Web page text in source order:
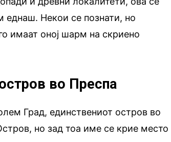
еднаш. Некои се познати, но
имаат оној шарм на скриено
во Преспа
Град, единствениот остров во
но зад тоа име се крие место